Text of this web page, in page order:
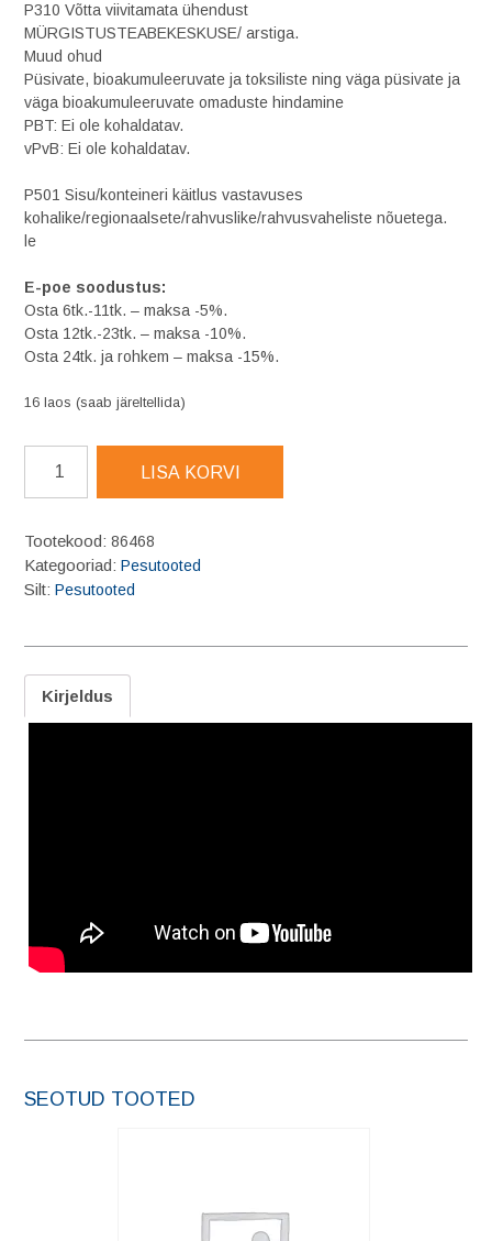
P310 Võtta viivitamata ühendust
MÜRGISTUSTEABEKESKUSE/ arstiga.
Muud ohud
Püsivate, bioakumuleeruvate ja toksiliste ning väga püsivate ja
väga bioakumuleeruvate omaduste hindamine
PBT: Ei ole kohaldatav.
vPvB: Ei ole kohaldatav.
P501 Sisu/konteineri käitlus vastavuses
kohalike/regionaalsete/rahvuslike/rahvusvaheliste nõuetega.
le
E-poe soodustus:
Osta 6tk.-11tk. – maksa -5%.
Osta 12tk.-23tk. – maksa -10%.
Osta 24tk. ja rohkem – maksa -15%.
16 laos (saab järeltellida)
Drain
Cleaner
puhastusaine
1L,
pH
LISA KORVI
Tootekood: 86468
Kategooriad: Pesutooted
Silt: Pesutooted
Kirjeldus
SEOTUD TOOTED